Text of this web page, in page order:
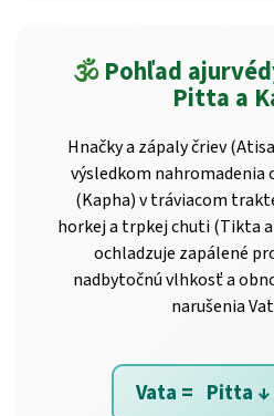
🕉️Pohľad
Pitta a
Hnačky a zápaly čriev
výsledkom nahromadenia
(Kapha) v tráviacom
horkej a trpkej chuti (Tikta a
ochladzuje zapálené
nadbytočnú vlhkosť a
narušenia
Vata = Pitta